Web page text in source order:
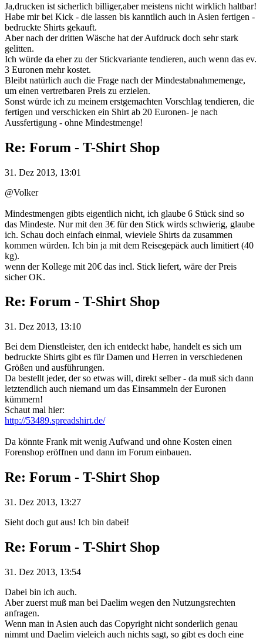
Ja,drucken ist sicherlich billiger,aber meistens nicht wirklich haltbar!
Habe mir bei Kick - die lassen bis kanntlich auch in Asien fertigen -
bedruckte Shirts gekauft.
Aber nach der dritten Wäsche hat der Aufdruck doch sehr stark
gelitten.
Ich würde da eher zu der Stickvariante tendieren, auch wenn das ev.
3 Euronen mehr kostet.
Bleibt natürlich auch die Frage nach der Mindestabnahmemenge,
um einen vertretbaren Preis zu erzielen.
Sonst würde ich zu meinem erstgemachten Vorschlag tendieren, die
fertigen und verschicken ein Shirt ab 20 Euronen- je nach
Aussfertigung - ohne Mindestmenge!
Re: Forum - T-Shirt Shop
31. Dez 2013, 13:01
@Volker
Mindestmengen gibts eigentlich nicht, ich glaube 6 Stück sind so
das Mindeste. Nur mit den 3€ für den Stick wirds schwierig, glaube
ich. Schau doch einfach einmal, wieviele Shirts da zusammen
kommen würden. Ich bin ja mit dem Reisegepäck auch limitiert (40
kg).
wenn der Kollege mit 20€ das incl. Stick liefert, wäre der Preis
sicher OK.
Re: Forum - T-Shirt Shop
31. Dez 2013, 13:10
Bei dem Dienstleister, den ich entdeckt habe, handelt es sich um
bedruckte Shirts gibt es für Damen und Herren in verschiedenen
Größen und ausführungen.
Da bestellt jeder, der so etwas will, direkt selber - da muß sich dann
letztendlich auch niemand um das Einsammeln der Euronen
kümmern!
Schaut mal hier:
http://53489.spreadshirt.de/
Da könnte Frank mit wenig Aufwand und ohne Kosten einen
Forenshop eröffnen und dann im Forum einbauen.
Re: Forum - T-Shirt Shop
31. Dez 2013, 13:27
Sieht doch gut aus! Ich bin dabei!
Re: Forum - T-Shirt Shop
31. Dez 2013, 13:54
Dabei bin ich auch.
Aber zuerst muß man bei Daelim wegen den Nutzungsrechten
anfragen.
Wenn man in Asien auch das Copyright nicht sonderlich genau
nimmt und Daelim vieleich auch nichts sagt, so gibt es doch eine